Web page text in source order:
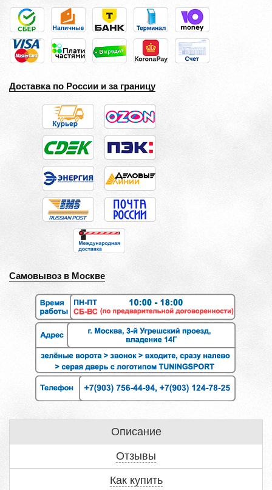
Доставка по России и за границу
Самовывоз в Москве
Описание
Отзывы
Как купить